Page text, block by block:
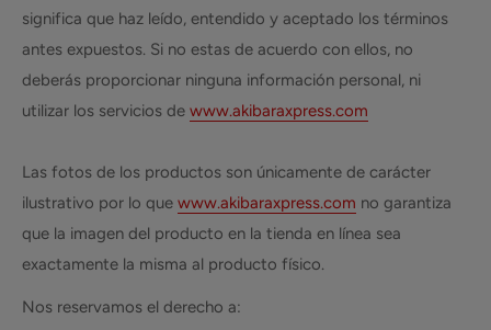
significa que haz leído, entendido y aceptado los términos
antes expuestos. Si no estas de acuerdo con ellos, no
deberás proporcionar ninguna información personal, ni
utilizar los servicios de www.akibaraxpress.com
Las fotos de los productos son únicamente de carácter
ilustrativo por lo que www.akibaraxpress.com no garantiza
que la imagen del producto en la tienda en línea sea
exactamente la misma al producto físico.
Nos reservamos el derecho a: